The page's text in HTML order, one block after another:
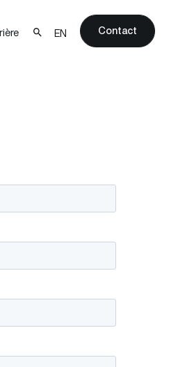
EN Contact